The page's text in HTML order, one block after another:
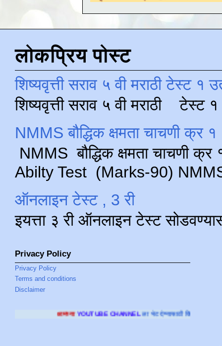
लोकप्रिय पोस्ट
शिष्यवृत्ती सराव ५ वी मराठी टेस्ट १
शिष्यवृत्ती सराव ५ वी मराठी टेस्ट
NMMS बौद्धिक क्षमता चाचणी क्र
NMMS बौद्धिक क्षमता चाचणी
Abilty Test (Marks-90) NMMS
ऑनलाइन टेस्ट , 3 री
इयत्ता ३ री ऑनलाइन टेस्ट
Privacy Policy
Privacy Policy
Terms and conditions
Disclaimer
YOUTUBE CHANNELला भेट देण्यासाठी क्लिक करा.